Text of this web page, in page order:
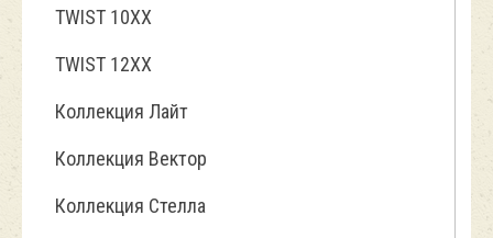
TWIST 10ХХ
TWIST 12XX
Коллекция Лайт
Коллекция Вектор
Коллекция Стелла